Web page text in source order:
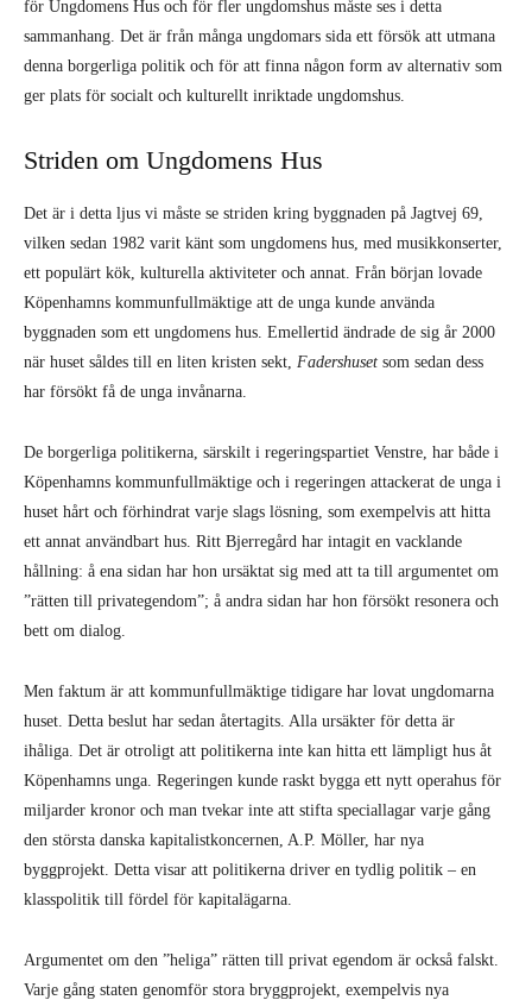
för Ungdomens Hus och för fler ungdomshus måste ses i detta
sammanhang. Det är från många ungdomars sida ett försök att utmana
denna borgerliga politik och för att finna någon form av alternativ som
ger plats för socialt och kulturellt inriktade ungdomshus.
Striden om Ungdomens Hus
Det är i detta ljus vi måste se striden kring byggnaden på Jagtvej 69,
vilken sedan 1982 varit känt som ungdomens hus, med musikkonserter,
ett populärt kök, kulturella aktiviteter och annat. Från början lovade
Köpenhamns kommunfullmäktige att de unga kunde använda
byggnaden som ett ungdomens hus. Emellertid ändrade de sig år 2000
när huset såldes till en liten kristen sekt, Fadershuset som sedan dess
har försökt få de unga invånarna.
De borgerliga politikerna, särskilt i regeringspartiet Venstre, har både i
Köpenhamns kommunfullmäktige och i regeringen attackerat de unga i
huset hårt och förhindrat varje slags lösning, som exempelvis att hitta
ett annat användbart hus. Ritt Bjerregård har intagit en vacklande
hållning: å ena sidan har hon ursäktat sig med att ta till argumentet om
”rätten till privategendom”; å andra sidan har hon försökt resonera och
bett om dialog.
Men faktum är att kommunfullmäktige tidigare har lovat ungdomarna
huset. Detta beslut har sedan återtagits. Alla ursäkter för detta är
ihåliga. Det är otroligt att politikerna inte kan hitta ett lämpligt hus åt
Köpenhamns unga. Regeringen kunde raskt bygga ett nytt operahus för
miljarder kronor och man tvekar inte att stifta speciallagar varje gång
den största danska kapitalistkoncernen, A.P. Möller, har nya
byggprojekt. Detta visar att politikerna driver en tydlig politik – en
klasspolitik till fördel för kapitalägarna.
Argumentet om den ”heliga” rätten till privat egendom är också falskt.
Varje gång staten genomför stora bryggprojekt, exempelvis nya